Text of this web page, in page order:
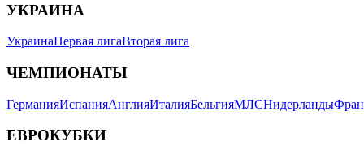
УКРАИНА
УкраинаПервая лигаВторая лига
ЧЕМПИОНАТЫ
ГерманияИспанияАнглияИталияБельгияМЛСНидерланды
ЕВРОКУБКИ